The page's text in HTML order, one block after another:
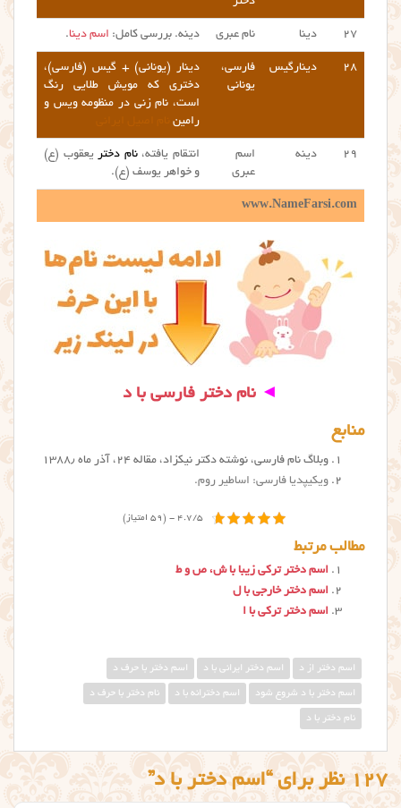
۲۷ دینا نام عبری دینه. بررسی کامل: اسم دینا.
۲۸ دینارگیس
فارسی،
یونانی
دینار (یونانی) + گیس (فارسی)،
دختری که مویش طلایی رنگ
است، نام زنی در منظومه ویس و
رامین
۲۹ دینه
اسم
عبری
انتقام یافته،نام دختر یعقوب (ع)
و خواهر یوسف (ع).
www.NameFarsi.com
◄ نام دختر فارسی با د
منابع
وبلاگ نام فارسی، نوشته دکتر نیکزاد، مقاله ۲۴، آذر ماه ۱۳۸۸٫
ویکیپدیا فارسی: اساطیر روم.
4.7/5 - (59 امتیاز)
مطالب مرتبط
اسم دختر ترکی زیبا با ش، ص و ط
اسم دختر خارجی با ل
اسم دختر ترکی با ا
اسم دختر از د اسم دختر ایرانی با د اسم دختر با حرف د
اسم دختر با د شروع شود اسم دخترانه با د نام دختر با حرف د
نام دختر با د
127 نظر برای “اسم دختر با د”